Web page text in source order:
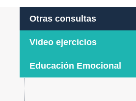
Otras consultas
Video ejercicios
Educación Emocional